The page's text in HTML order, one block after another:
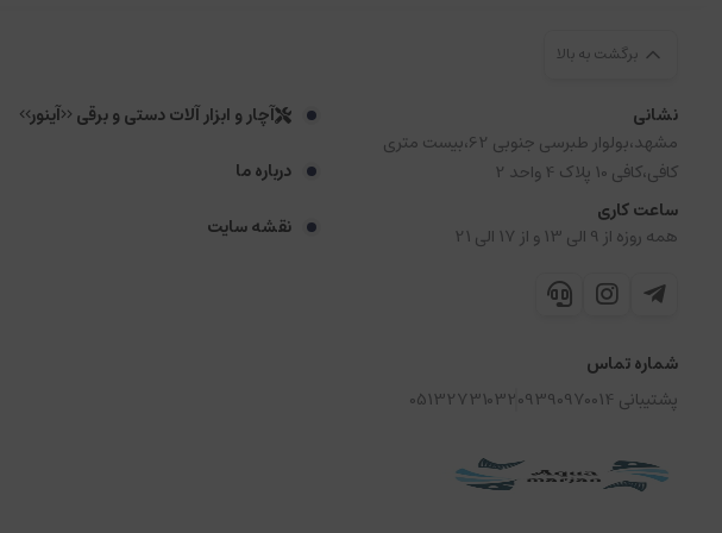
برگشت به بالا
نشانی
مشهد،بولوار طبرسی جنوبی 62،بیست متری
کافی،کافی 10 پلاک 4 واحد 2
ساعت کاری
همه روزه از 9 الی 13 و از 17 الی 21
شماره تماس
پشتیبانی 09390970014
05132731032
آچار و ابزار آلات دستی و برقی <<آینور>>
درباره ما
نقشه سایت